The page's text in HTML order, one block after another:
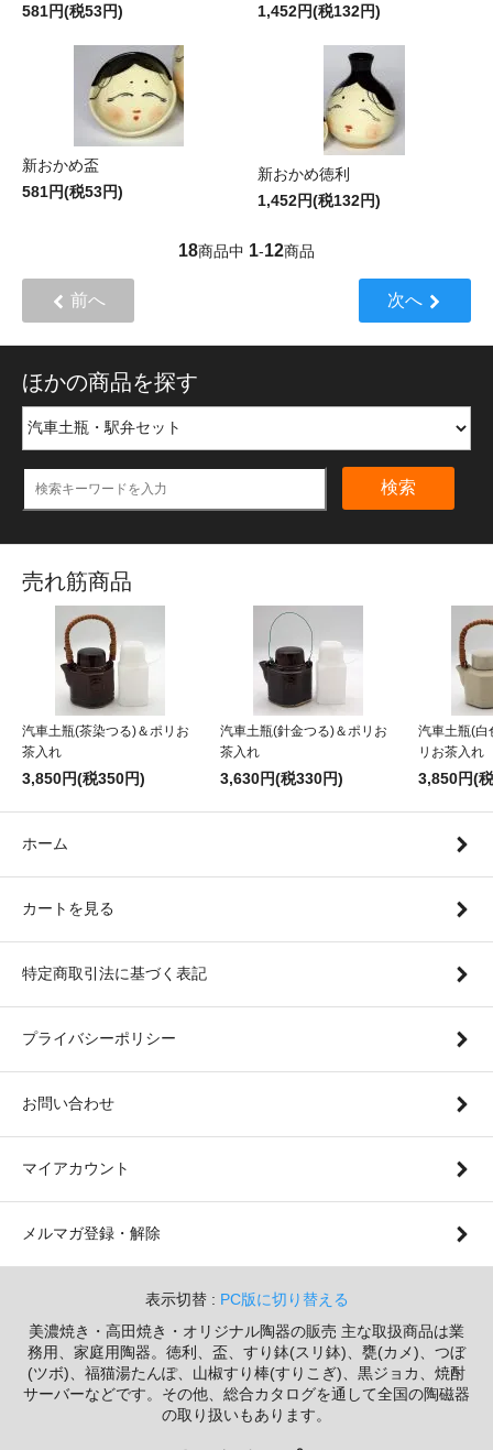
581円(税53円)
1,452円(税132円)
新おかめ盃
581円(税53円)
新おかめ徳利
1,452円(税132円)
18商品中 1-12商品
前へ 次へ
ほかの商品を探す
検索
売れ筋商品
汽車土瓶(茶染つる)＆ポリお
茶入れ
3,850円(税350円)
汽車土瓶(針金つる)＆ポリお
茶入れ
3,630円(税330円)
汽車土瓶(白
リお茶入れ
3,850円(
ホーム
カートを見る
特定商取引法に基づく表記
プライバシーポリシー
お問い合わせ
マイアカウント
メルマガ登録・解除
表示切替 : PC版に切り替える
美濃焼き・高田焼き・オリジナル陶器の販売 主な取扱商品は業
務用、家庭用陶器。徳利、盃、すり鉢(スリ鉢)、甕(カメ)、つぼ
(ツボ)、福猫湯たんぽ、山椒すり棒(すりこぎ)、黒ジョカ、焼酎
サーバーなどです。その他、総合カタログを通して全国の陶磁器
の取り扱いもあります。